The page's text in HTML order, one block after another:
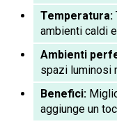
Temperatura:
ambienti caldi
Ambienti
spazi luminosi
Benefici:
aggiunge un